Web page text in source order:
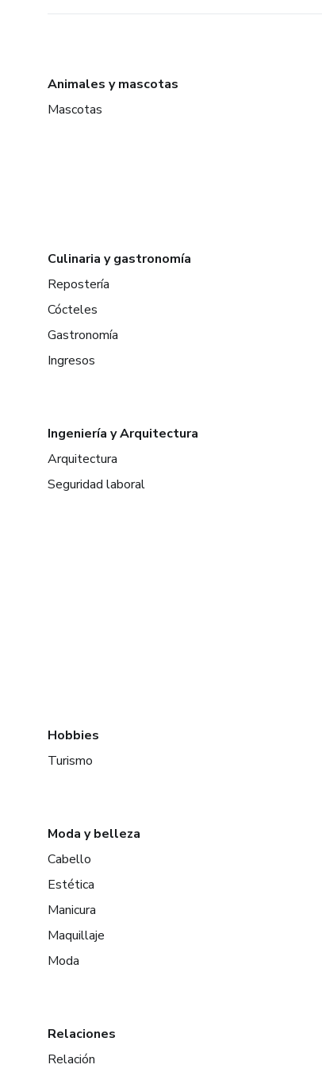
Animales y mascotas
Mascotas
Culinaria y gastronomía
Repostería
Cócteles
Gastronomía
Ingresos
Ingeniería y Arquitectura
Arquitectura
Seguridad laboral
Hobbies
Turismo
Moda y belleza
Cabello
Estética
Manicura
Maquillaje
Moda
Relaciones
Relación